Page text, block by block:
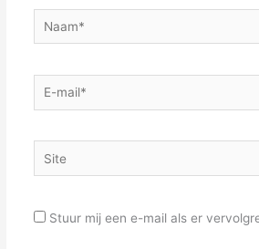
Naam*
E-
mail*
Site
Stuur mij een e-mail als er